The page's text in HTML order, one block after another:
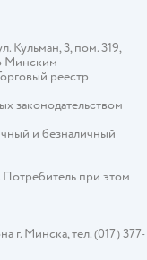
3, пом. 319,
Минским
реестр
законодательством
и безналичный
при этом
г. Минска, тел. (017) 377-